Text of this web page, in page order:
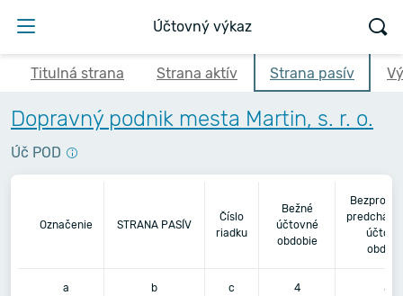
Účtovný výkaz
Titulná strana Strana aktív Strana pasív
Dopravný podnik mesta Martin, s. r. o.
Úč POD
Označenie STRANA PASÍV
Číslo
riadku
Bežné
účtovné
obdobie
a b c 4 5